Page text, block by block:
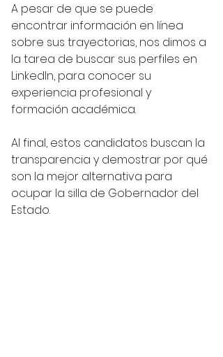
A pesar de que se puede
encontrar información en línea
sobre sus trayectorias, nos dimos a
la tarea de buscar sus perfiles en
LinkedIn, para conocer su
experiencia profesional y
formación académica.
Al final, estos candidatos buscan la
transparencia y demostrar por qué
son la mejor alternativa para
ocupar la silla de Gobernador del
Estado.